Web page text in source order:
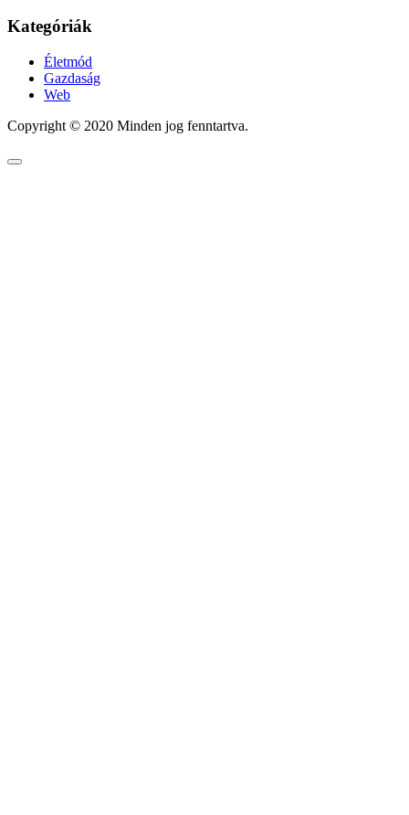
Kategóriák
Életmód
Gazdaság
Web
Copyright © 2020 Minden jog fenntartva.